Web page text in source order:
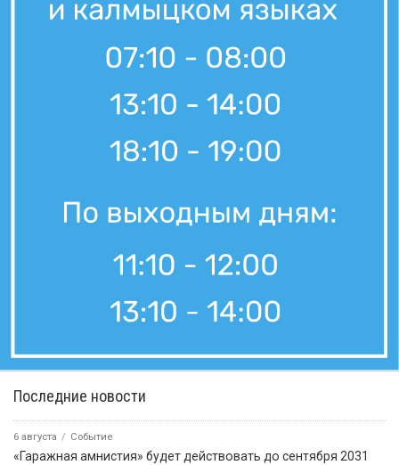
Последние новости
6 августа Событие
«Гаражная амнистия» будет действовать до сентября 2031